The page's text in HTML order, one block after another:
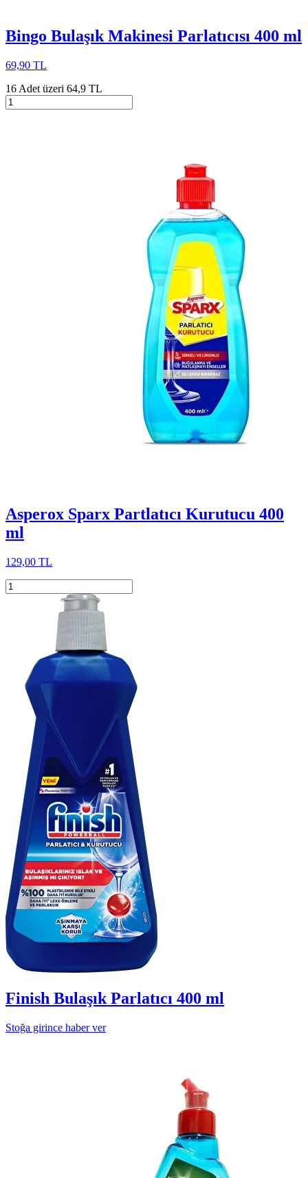
Bingo Bulaşık Makinesi Parlatıcısı 400 ml
69,90 TL
16 Adet üzeri 64,9 TL
Asperox Sparx Partlatıcı Kurutucu 400
ml
129,00 TL
Finish Bulaşık Parlatıcı 400 ml
Stoğa girince haber ver